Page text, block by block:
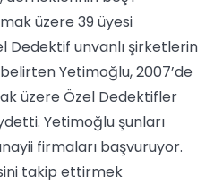
üzere 39 üyesi
Dedektif unvanlı şirketlerin
belirten Yetimoğlu, 2007’de
üzere Özel Dedektifler
Yetimoğlu şunları
firmaları başvuruyor.
takip ettirmek